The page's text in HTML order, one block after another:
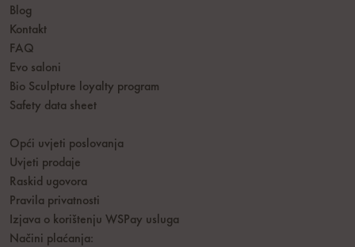
Blog
Kontakt
FAQ
Evo saloni
Bio Sculpture loyalty program
Safety data sheet
Opći uvjeti poslovanja
Uvjeti prodaje
Raskid ugovora
Pravila privatnosti
Izjava o korištenju WSPay usluga
Načini plaćanja: